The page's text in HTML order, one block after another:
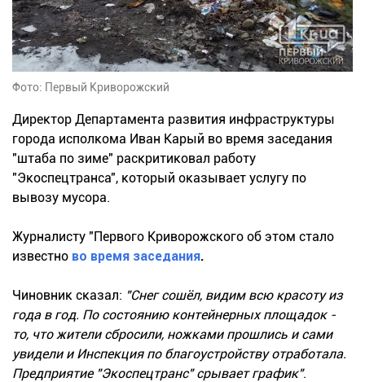
Фото: Первый Криворожский
Директор Департамента развития инфраструктуры
города исполкома Иван Карый во время заседания
"штаба по зиме" раскритиковал работу
"Экоспецтранса", который оказывает услугу по
вывозу мусора.
Журналисту "Первого Криворожского об этом стало
известно во время заседания.
Чиновник сказал: "Снег сошёл, видим всю красоту из
года в год. По состоянию контейнерных площадок -
то, что жители сбросили, ножками прошлись и сами
увидели и Инспекция по благоустройству отработала.
Предприятие "Экоспецтранс" срывает график".